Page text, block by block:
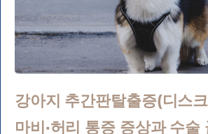
강아지 추간판탈출증(디스
마비·허리 통증 증상과 수술